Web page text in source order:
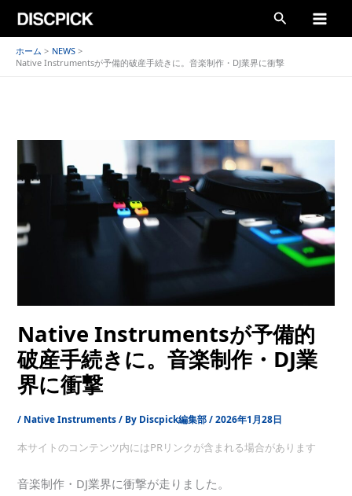
検
索
ホーム
NEWS
Native Instrumentsが予備的破産手続きに。音楽制作・DJ業界に衝撃
Native Instrumentsが予備的
破産手続きに。音楽制作・DJ業
界に衝撃
/ Native Instruments/ By Discpick編集部/2026年1月28日
本サイトのコンテンツ内にはPRリンクが含まれる場合があります
音楽制作・DJ業界に衝撃が走りました。